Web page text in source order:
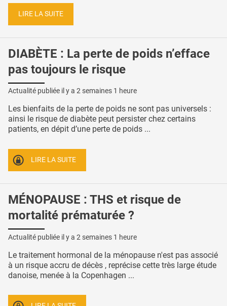
LIRE LA SUITE
DIABÈTE : La perte de poids n’efface
pas toujours le risque
Actualité publiée il y a 2 semaines 1 heure
Les bienfaits de la perte de poids ne sont pas universels :
ainsi le risque de diabète peut persister chez certains
patients, en dépit d’une perte de poids ...
LIRE LA SUITE
MÉNOPAUSE : THS et risque de
mortalité prématurée ?
Actualité publiée il y a 2 semaines 1 heure
Le traitement hormonal de la ménopause n'est pas associé
à un risque accru de décès , reprécise cette très large étude
danoise, menée à la Copenhagen ...